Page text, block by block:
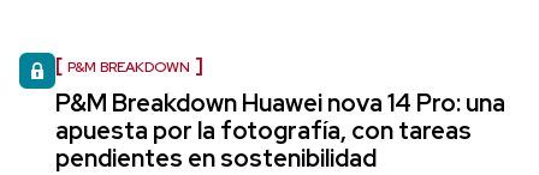
P&M BREAKDOWN
P&M Breakdown Huawei nova 14 Pro: una
apuesta por la fotografía, con tareas
pendientes en sostenibilidad